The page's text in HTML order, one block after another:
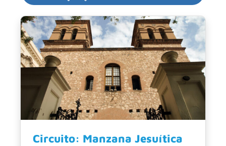
Circuito: Manzana Jesuítica